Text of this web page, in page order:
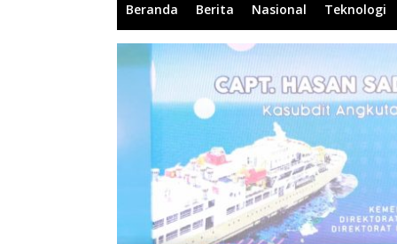
Beranda Berita Nasional Teknologi